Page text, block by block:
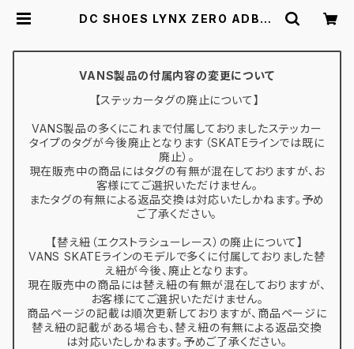
DC SHOES LYNX ZERO ADBS1
ートシューズ スケシュー | スケボー
通販 BACKDOOR
VANS製品の付属内容の変更について
【ステッカータグの廃止について】
VANS製品の多くにこれまで付属しておりましたステッカー
タイプのタグが今後廃止となります（SKATEラインでは既に
廃止）。
現在販売中の商品にはタグの有無が混在しておりますが、お
客様にてご選択いただけません。
またタグの有無による返品交換は対応いたしかねます。予め
ご了承ください。
【替え紐（エクストラシューレース）の廃止について】
VANS SKATEラインのモデルで多くに付属しておりました替
え紐が今後、廃止となります。
現在販売中の商品には替え紐の有無が混在しておりますが、
お客様にてご選択いただけません。
商品ページの記載は順次更新しておりますが、商品ページに
替え紐の記載がある場合も、替え紐の有無による返品交換
は対応いたしかねます。予めご了承ください。